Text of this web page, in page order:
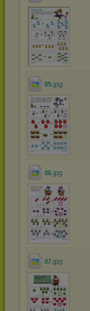
05.jpg
06.jpg
07.jpg